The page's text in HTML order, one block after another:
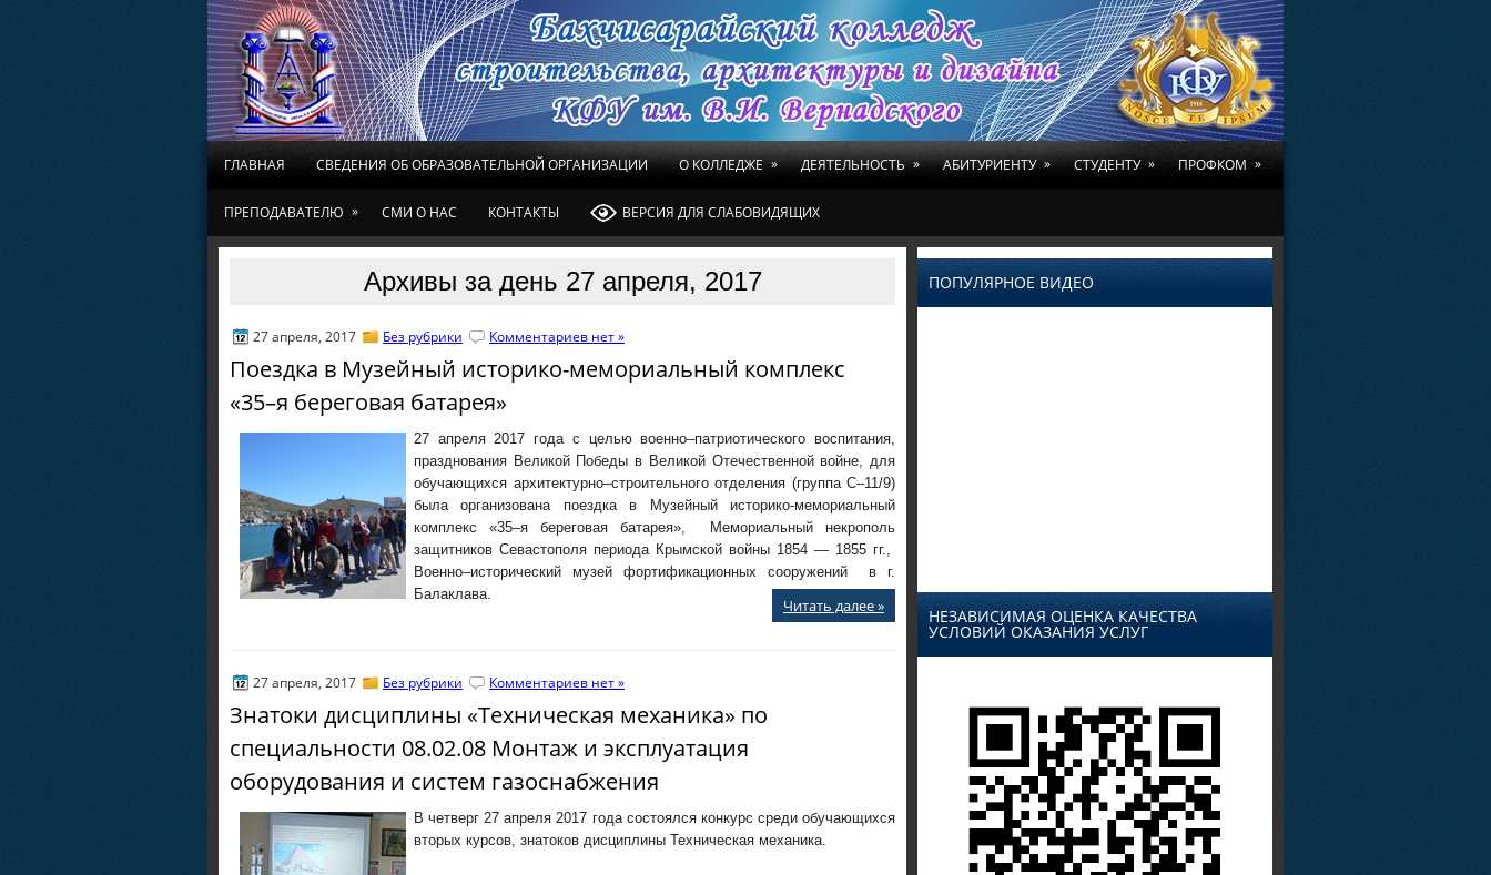
ГЛАВНАЯ СВЕДЕНИЯ ОБ ОБРАЗОВАТЕЛЬНОЙ ОРГАНИЗАЦИИ О КОЛЛЕДЖЕ » ДЕЯТЕЛЬНОСТЬ » АБИТУРИЕНТУ » СТУДЕНТУ » ПРОФКОМ »
ПРЕПОДАВАТЕЛЮ » СМИ О НАС КОНТАКТЫ ВЕРСИЯ ДЛЯ СЛАБОВИДЯЩИХ
Архивы за день 27 апреля, 2017
27 апреля, 2017 Без рубрики Комментариев нет »
Поездка в Музейный историко-мемориальный комплекс
«35–я береговая батарея»
27 апреля 2017 года с целью военно–патриотического воспитания,
празднования Великой Победы в Великой Отечественной войне, для
обучающихся архитектурно–строительного отделения (группа С–11/9)
была организована поездка в Музейный историко-мемориальный
комплекс «35–я береговая батарея», Мемориальный некрополь
защитников Севастополя периода Крымской войны 1854 — 1855 гг.,
Военно–исторический музей фортификационных сооружений в г.
Балаклава.
Читать далее »
27 апреля, 2017 Без рубрики Комментариев нет »
Знатоки дисциплины «Техническая механика» по
специальности 08.02.08 Монтаж и эксплуатация
оборудования и систем газоснабжения
В четверг 27 апреля 2017 года состоялся конкурс среди обучающихся
вторых курсов, знатоков дисциплины Техническая механика.
ПОПУЛЯРНОЕ ВИДЕО
НЕЗАВИСИМАЯ ОЦЕНКА КАЧЕСТВА
УСЛОВИЙ ОКАЗАНИЯ УСЛУГ